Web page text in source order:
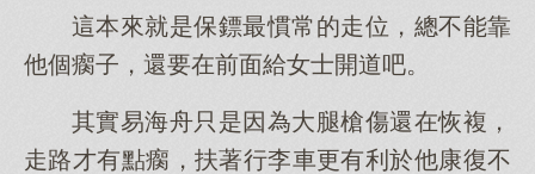
這本來就是保鏢最慣常的走位，總不能靠
他個瘸子，還要在前面給女士開道吧。
其實易海舟只是因為大腿槍傷還在恢複，
走路才有點瘸，扶著行李車更有利於他康復不